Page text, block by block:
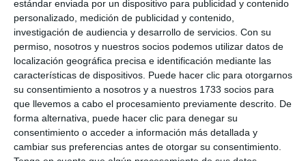
estándar enviada por un dispositivo para publicidad y contenido
personalizado, medición de publicidad y contenido,
investigación de audiencia y desarrollo de servicios. Con su
permiso, nosotros y nuestros socios podemos utilizar datos de
localización geográfica precisa e identificación mediante las
características de dispositivos. Puede hacer clic para otorgarnos
su consentimiento a nosotros y a nuestros 1733 socios para
que llevemos a cabo el procesamiento previamente descrito. De
forma alternativa, puede hacer clic para denegar su
consentimiento o acceder a información más detallada y
cambiar sus preferencias antes de otorgar su consentimiento.